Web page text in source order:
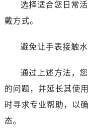
选择适合您日常
戴方式。
避免让手表接触
通过上述方法，
的问题，并延长其使
时寻求专业帮助，以
态。